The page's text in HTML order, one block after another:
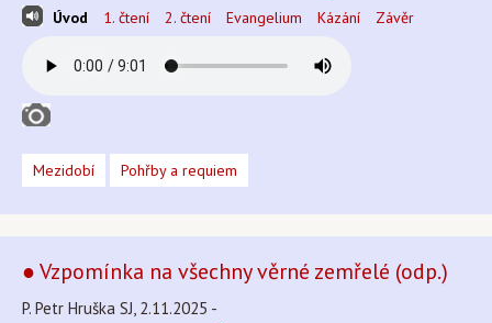
Úvod 1. čtení 2. čtení Evangelium Kázání Závěr
Mezidobí Pohřby a requiem
● Vzpomínka na všechny věrné zemřelé (odp.)
P. Petr Hruška SJ, 2.11.2025 -